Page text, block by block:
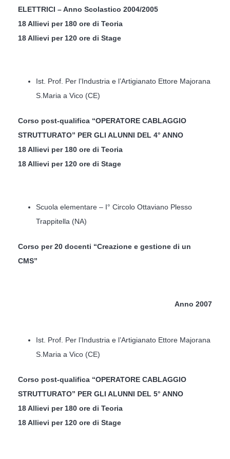
ELETTRICI – Anno Scolastico 2004/2005
18 Allievi per 180 ore di Teoria
18 Allievi per 120 ore di Stage
Ist. Prof. Per l’Industria e l’Artigianato Ettore Majorana
S.Maria a Vico (CE)
Corso post-qualifica “OPERATORE CABLAGGIO
STRUTTURATO” PER GLI ALUNNI DEL 4° ANNO
18 Allievi per 180 ore di Teoria
18 Allievi per 120 ore di Stage
Scuola elementare – I° Circolo Ottaviano Plesso
Trappitella (NA)
Corso per 20 docenti “Creazione e gestione di un
CMS”
Anno 2007
Ist. Prof. Per l’Industria e l’Artigianato Ettore Majorana
S.Maria a Vico (CE)
Corso post-qualifica “OPERATORE CABLAGGIO
STRUTTURATO” PER GLI ALUNNI DEL 5° ANNO
18 Allievi per 180 ore di Teoria
18 Allievi per 120 ore di Stage